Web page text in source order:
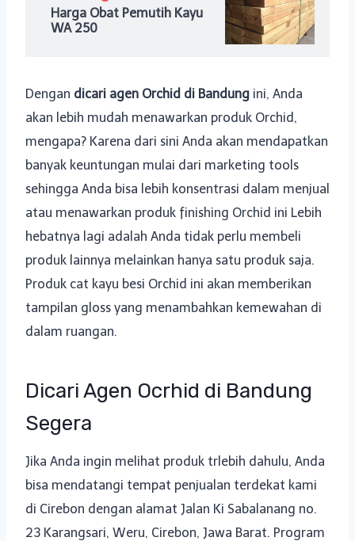
Harga Obat Pemutih Kayu
WA 250
Dengan dicari agen Orchid di Bandung ini, Anda
akan lebih mudah menawarkan produk Orchid,
mengapa? Karena dari sini Anda akan mendapatkan
banyak keuntungan mulai dari marketing tools
sehingga Anda bisa lebih konsentrasi dalam menjual
atau menawarkan produk finishing Orchid ini Lebih
hebatnya lagi adalah Anda tidak perlu membeli
produk lainnya melainkan hanya satu produk saja.
Produk cat kayu besi Orchid ini akan memberikan
tampilan gloss yang menambahkan kemewahan di
dalam ruangan.
Dicari Agen Ocrhid di Bandung
Segera
Jika Anda ingin melihat produk trlebih dahulu, Anda
bisa mendatangi tempat penjualan terdekat kami
di Cirebon dengan alamat Jalan Ki Sabalanang no.
23 Karangsari, Weru, Cirebon, Jawa Barat. Program